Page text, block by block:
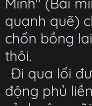
quạnh quẽ)
chốn bồng
thôi.
Đi qua lối
động phủ